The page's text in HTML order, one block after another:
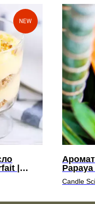
NEW
|
папайя
Candle